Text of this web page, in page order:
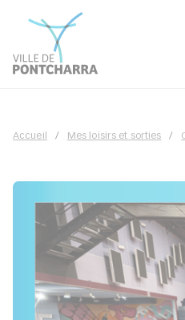
Accueil Mes loisirs et sorties